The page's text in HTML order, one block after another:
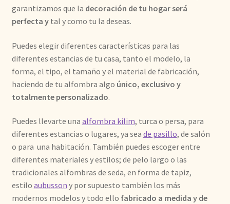
garantizamos que la decoración de tu hogar será
perfecta y tal y como tu la deseas.
Puedes elegir diferentes características para las
diferentes estancias de tu casa, tanto el modelo, la
forma, el tipo, el tamaño y el material de fabricación,
haciendo de tu alfombra algo único, exclusivo y
totalmente personalizado.
Puedes llevarte una alfombra kilim, turca o persa, para
diferentes estancias o lugares, ya sea de pasillo, de salón
o para una habitación. También puedes escoger entre
diferentes materiales y estilos; de pelo largo o las
tradicionales alfombras de seda, en forma de tapiz,
estilo aubusson y por supuesto también los más
modernos modelos y todo ello fabricado a medida y de